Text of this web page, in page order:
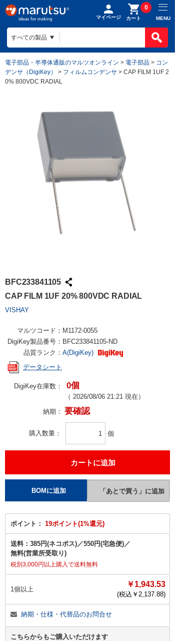
マイページ カート
0
MENU
電子部品・半導体通販のマルツオンライン > 電子部品 > コン
デンサ（DigiKey）
> フィルムコンデンサ > CAP FILM 1UF 2
0% 800VDC RADIAL
BFC233841105
CAP FILM 1UF 20% 800VDC RADIAL
VISHAY
マルツコード： M1172-0055
DigiKey製品番号： BFC233841105-ND
品質ランク： A(DigiKey)
データシート
DigiKey在庫数： 0個
（ 2026/08/06 21:21 現在）
納期： 要確認
購入数量 個
ポイント： 19ポイント(1%還元)
送料： 385円(ネコポス)／550円(宅急便)／
無料(営業所受取り)
税別3,000円以上購入で送料無料
1個以上
￥1,943.53
(税込￥ 2,137.88)
納期・仕様・代替品のお問合せ
こちらからもご購入いただけます